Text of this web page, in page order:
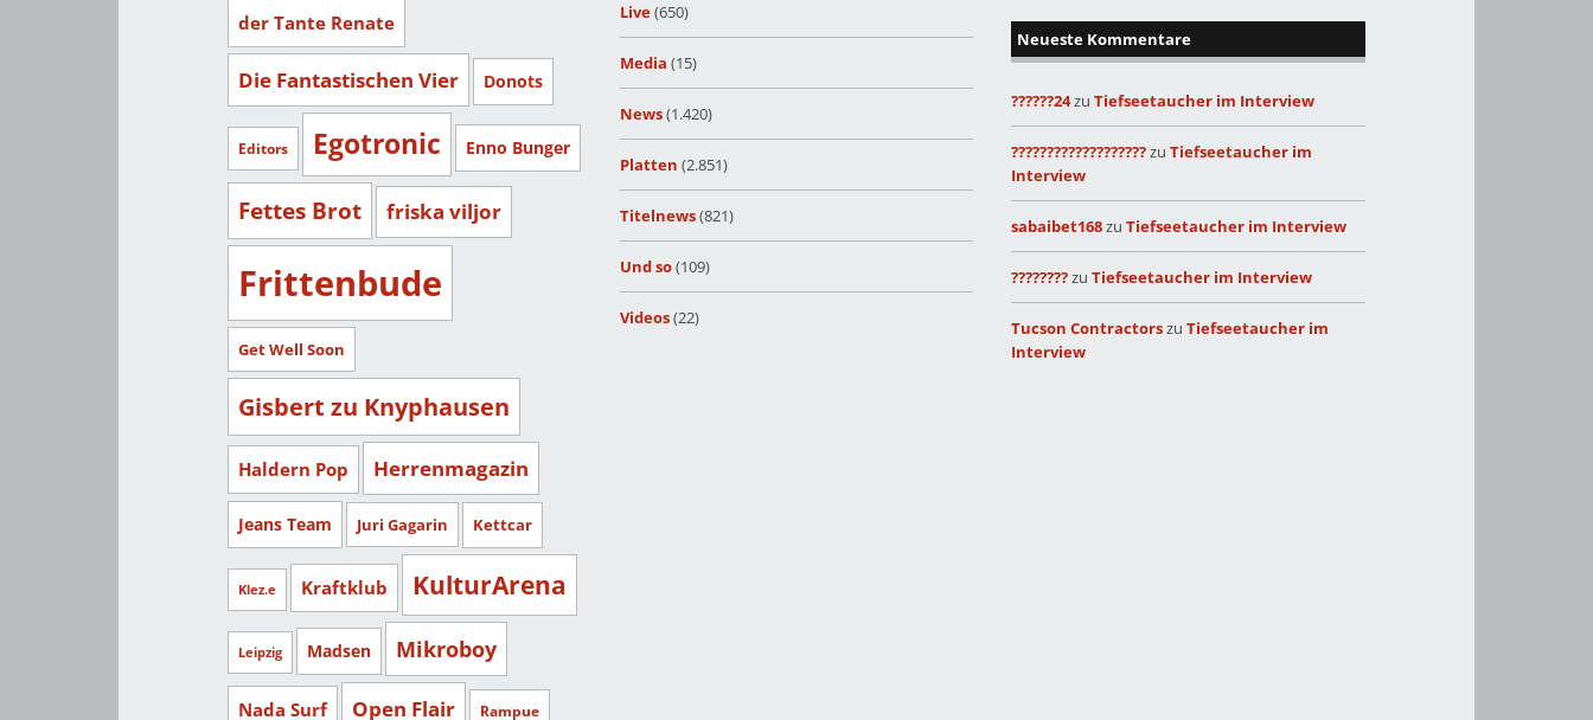
der Tante Renate
Die Fantastischen Vier Donots
Editors Egotronic Enno Bunger
Fettes Brot friska viljor
Frittenbude
Get Well Soon
Gisbert zu Knyphausen
Haldern Pop Herrenmagazin
Jeans Team Juri Gagarin Kettcar
Klez.e Kraftklub KulturArena
Leipzig Madsen Mikroboy
Nada Surf Open Flair Rampue
Live(650)
Media (15)
News(1.420)
Platten (2.851)
Titelnews(821)
Und so(109)
Videos(22)
Neueste Kommentare
??????24zuTiefseetaucher im Interview
???????????????????zuTiefseetaucher im
Interview
sabaibet168zuTiefseetaucher im Interview
????????zuTiefseetaucher im Interview
Tucson ContractorszuTiefseetaucher im
Interview